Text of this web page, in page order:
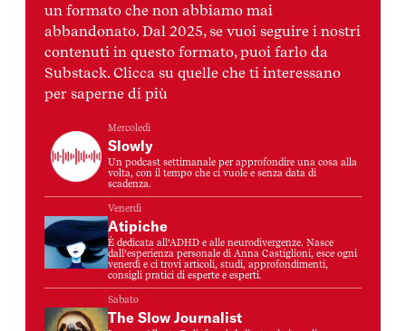
un formato che non abbiamo mai
abbandonato. Dal 2025, se vuoi seguire i nostri
contenuti in questo formato, puoi farlo da
Substack. Clicca su quelle che ti interessano
per saperne di più
Mercoledì
Slowly
Un podcast settimanale per approfondire una cosa alla
volta, con il tempo che ci vuole e senza data di
scadenza.
Venerdì
Atipiche
È dedicata all’ADHD e alle neurodivergenze. Nasce
dall’esperienza personale di Anna Castiglioni, esce ogni
venerdì e ci trovi articoli, studi, approfondimenti,
consigli pratici di esperte e esperti.
Sabato
The Slow Journalist